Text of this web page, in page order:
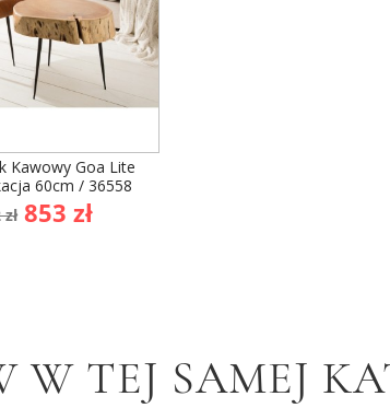
Kawowy Goa Lite
60cm / 36558
Cena
853 zł
W TEJ SAMEJ